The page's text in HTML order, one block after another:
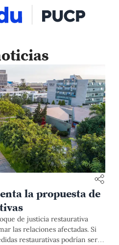
la propuesta de
de justicia restaurativa
las relaciones afectadas. Si
restaurativas podrían ser